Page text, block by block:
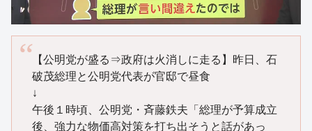
【公明党が盛る⇒政府は火消しに走る】昨日、石
破茂総理と公明党代表が官邸で昼食
↓
午後１時頃、公明党・斉藤鉄夫「総理が予算成立
後、強力な物価高対策を打ち出そうと話があっ